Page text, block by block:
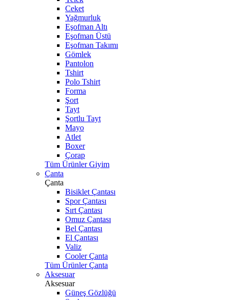
Ceket
Yağmurluk
Eşofman Altı
Eşofman Üstü
Eşofman Takımı
Gömlek
Pantolon
Tshirt
Polo Tshirt
Forma
Şort
Tayt
Şortlu Tayt
Mayo
Atlet
Boxer
Çorap
Tüm Ürünler Giyim
Çanta
Çanta
Bisiklet Çantası
Spor Çantası
Sırt Çantası
Omuz Çantası
Bel Çantası
El Çantası
Valiz
Cooler Çanta
Tüm Ürünler Çanta
Aksesuar
Aksesuar
Güneş Gözlüğü